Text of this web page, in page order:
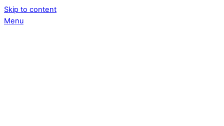
Skip to content
Menu